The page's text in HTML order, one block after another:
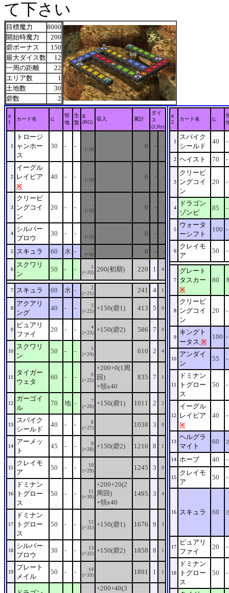
て下さい
目標魔力
8000
開始時魔力
200
砦ボーナス
150
最大ダイス数
12
一周の距離
22
エリア数
1
土地数
30
砦数
2
#
1
カード名 G
領
地
生
贄
R
(RG)
収入 累計
ダイ
ス
(2,fly)
1
トロージ
ャンホー
ス
30 - -
-
(+0)
0 - -
2
イーグル
レイピア
※
40 - -
-
(+0)
0 - -
3
クリーピ
ングコイ
ン
20 - -
-
(+0)
0 - -
4
シルバー
プロウ
30 - -
-
(+0)
0 - -
5 スキュラ 60 水 -
-
(+0)
0 - -
6
スクワリ
ン
50 - -
1
(+20) 200(初期) 220 1 4
7 スキュラ 60 水 -
2
(+21)
241 4 1
8
アクアリ
ング
40 - -
3
(+22) +150(砦1) 413 5 0
9
ピュアリ
ファイ
20 - -
4
(+23) +150(砦2) 586 7 0
10
スクワリ
ン
50 - -
5
(+24)
610 2 4
11
タイガー
ウェタ
60 - -
6
(+25)
+200+0(1周
回)
+領x40
835 7 1
12
ガーゴイ
ル
70 地 -
7
(+26) +150(砦1) 1011 2 2
13
スパイク
シールド
40 - -
8
(+27)
1038 3 0
14
アーメッ
ト
45 - -
9
(+28) +150(砦2) 1216 8 1
15
クレイモ
ア
50 - -
10
(+29)
1245 3 0
16
ドミナン
トグロー
ス
50 - -
11
(+30)
+200+20(2
周回)
+領x40
1495 3 4
17
ドミナン
トグロー
ス
50 - -
12
(+31) +150(砦1) 1676 9 3
18
シルバー
プロウ
30 - -
13
(+32) +150(砦2) 1858 8 1
19
プレート
メイル
50 - -
14
(+33)
1891 1 1
+200+40(3
#
2
カード名 G
1
スパイク
シールド
40 -
2 ヘイスト 70 -
3
クリーピ
ングコイ
ン
20 -
4
ドラゴン
ゾンビ
85 -
5
ウォータ
ーシフト
100 -
6
クレイモ
ア
50 -
7
グレート
タスカー
※
80
8
クリーピ
ングコイ
ン
20 -
9
キングト
ータス ※
100 -
10
アンダイ
ン
55 -
11
ドミナン
トグロー
ス
50 -
12
イーグル
レイピア
※
40 -
13
ヘルグラ
マイト
60
14 ホープ 40 -
15
クレイモ
ア
50 -
16 スキュラ 60
17
ピュアリ
ファイ
20 -
18
ドミナン
トグロー
ス
50 -